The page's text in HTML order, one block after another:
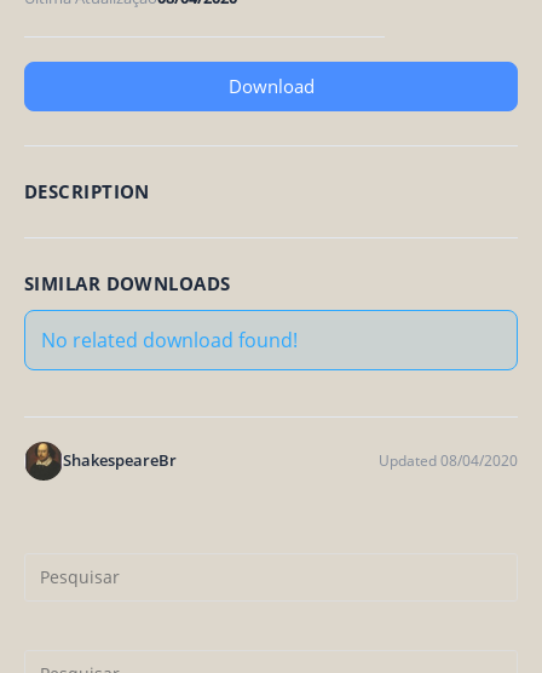
Download
DESCRIPTION
SIMILAR DOWNLOADS
No related download found!
ShakespeareBr Updated 08/04/2020